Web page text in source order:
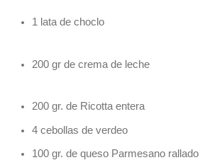
1 lata de choclo
200 gr de crema de leche
200 gr. de Ricotta entera
4 cebollas de verdeo
100 gr. de queso Parmesano rallado